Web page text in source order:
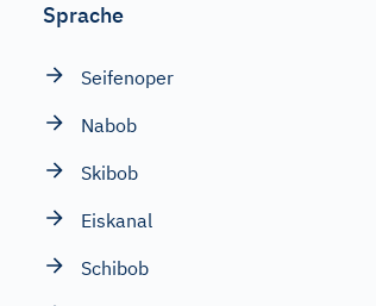
Sprache
Seifenoper
Nabob
Skibob
Eiskanal
Schibob